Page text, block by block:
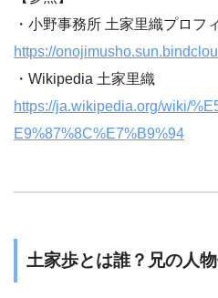
・小野事務所 土家里織プロフ
https://
・Wikipedia 土家里織
https://ja.wikipedia.org/wiki/
E9%87%8C%E7%B9%94
土家歩とは誰？兄の人